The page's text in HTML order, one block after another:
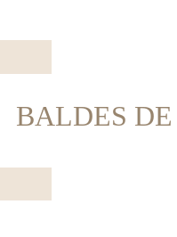
BALDES